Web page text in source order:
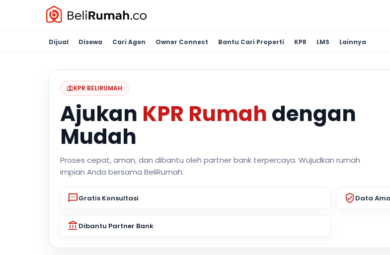
Dijual Disewa Cari Agen Owner Connect Bantu Cari Properti KPR LMS Lainnya
KPR BELIRUMAH
Ajukan KPR Rumah dengan
Mudah
Proses cepat, aman, dan dibantu oleh partner bank terpercaya. Wujudkan rumah
impian Anda bersama BeliRumah.
Gratis Konsultasi Data
Dibantu Partner Bank